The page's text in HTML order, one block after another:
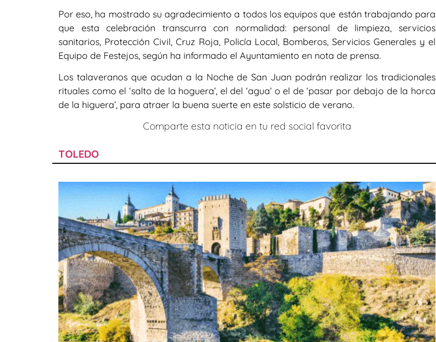
Por eso, ha mostrado su agradecimiento a todos los equipos que están trabajando para
que esta celebración transcurra con normalidad: personal de limpieza, servicios
sanitarios, Protección Civil, Cruz Roja, Policía Local, Bomberos, Servicios Generales y el
Equipo de Festejos, según ha informado el Ayuntamiento en nota de prensa.
Los talaveranos que acudan a la Noche de San Juan podrán realizar los tradicionales
rituales como el ‘salto de la hoguera’, el del ‘agua’ o el de ‘pasar por debajo de la horca
de la higuera’, para atraer la buena suerte en este solsticio de verano.
Comparte esta noticia en tu red social favorita
TOLEDO